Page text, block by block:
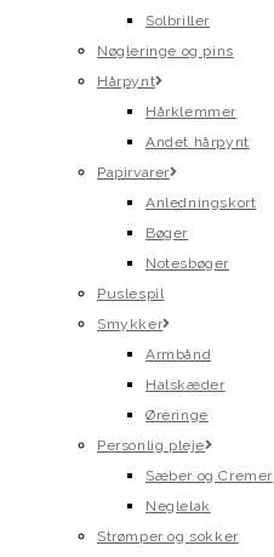
Solbriller
Nøgleringe og pins
Hårpynt
Hårklemmer
Andet hårpynt
Papirvarer
Anledningskort
Bøger
Notesbøger
Puslespil
Smykker
Armbånd
Halskæder
Øreringe
Personlig pleje
Sæber og Cremer
Neglelak
Strømper og sokker